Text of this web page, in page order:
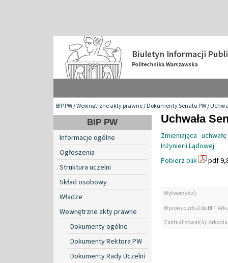
BIP PW/Wewnętrzne akty prawne/Dokumenty Senatu PW/
BIP PW
Informacje ogólne
Ogłoszenia
Struktura uczelni
Skład osobowy
Władze
Wewnętrzne akty prawne
Dokumenty ogólne
Dokumenty Rektora PW
Dokumenty Rady Uczelni
Uchwała
Zmieniająca
Inżynierii Lądowej
Pobierz plik
pdf
Wytworzył(a):
Wprowadził(a) do BIP:
Zaktualizował(a):